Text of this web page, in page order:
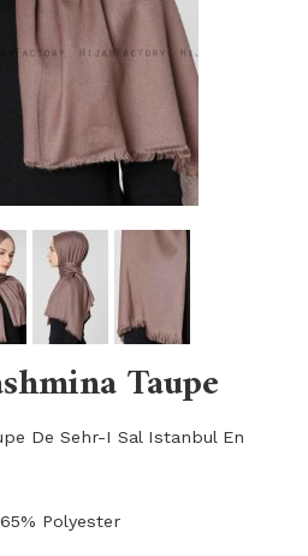
Taupe
De Sehr-I Sal Istanbul En
Polyester